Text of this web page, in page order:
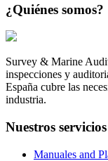
¿Quiénes somos?
Survey & Marine
inspecciones y
España cubre las
industria.
Nuestros servicios
Manuales and